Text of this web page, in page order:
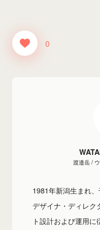
0
渡邉岳 /
1981年新潟生まれ
デザイナ・ディレク
ト設計および運用